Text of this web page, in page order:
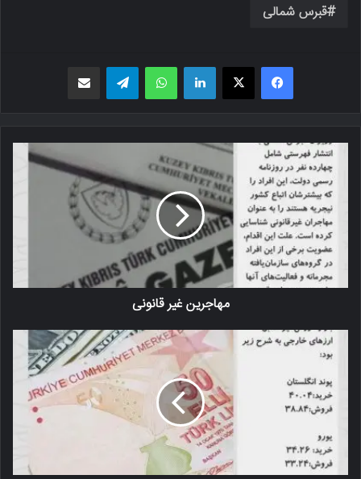
قبرس شمالی
فیسبوک X لینکدین واتس اپ
مهاجرین غیر قانونی